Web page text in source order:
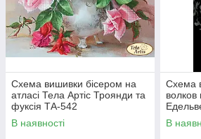
Схема вишивки бісером на
атласі Тела Артіс Троянди та
фуксія ТА-542
В наявності
Схема
волков
В